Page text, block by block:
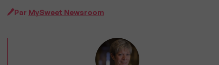
Par MySweet Newsroom